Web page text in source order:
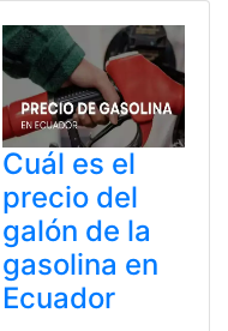
Cuál es el
precio del
galón de la
gasolina en
Ecuador